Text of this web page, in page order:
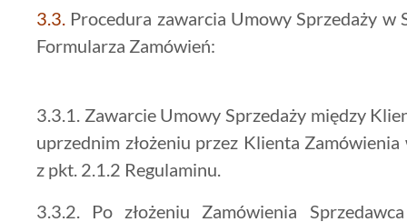
3.3. Procedura zawarcia Umowy Sprzedaży w
Formularza Zamówień:
3.3.1. Zawarcie Umowy Sprzedaży między
uprzednim złożeniu przez Klienta
z pkt. 2.1.2 Regulaminu.
3.3.2. Po złożeniu Zamówienia